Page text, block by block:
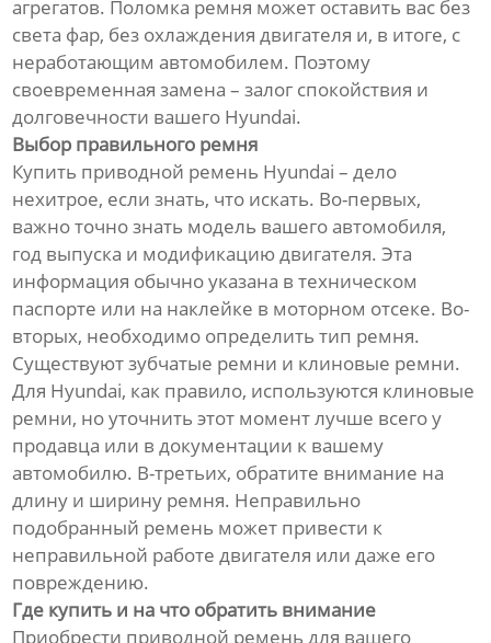
агрегатов. Поломка ремня может оставить вас без
света фар, без охлаждения двигателя и, в итоге, с
неработающим автомобилем. Поэтому
своевременная замена – залог спокойствия и
долговечности вашего Hyundai.
Выбор правильного ремня
Купить приводной ремень Hyundai – дело
нехитрое, если знать, что искать. Во-первых,
важно точно знать модель вашего автомобиля,
год выпуска и модификацию двигателя. Эта
информация обычно указана в техническом
паспорте или на наклейке в моторном отсеке. Во-
вторых, необходимо определить тип ремня.
Существуют зубчатые ремни и клиновые ремни.
Для Hyundai, как правило, используются клиновые
ремни, но уточнить этот момент лучше всего у
продавца или в документации к вашему
автомобилю. В-третьих, обратите внимание на
длину и ширину ремня. Неправильно
подобранный ремень может привести к
неправильной работе двигателя или даже его
повреждению.
Где купить и на что обратить внимание
Приобрести приводной ремень для вашего